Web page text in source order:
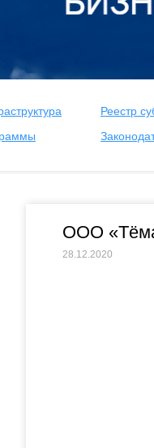
Реестр
ООО
28.12.2020